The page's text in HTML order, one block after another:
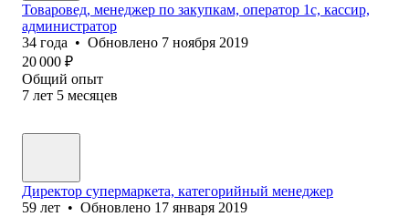
Товаровед, менеджер по закупкам, оператор 1c, кассир,
администратор
34 года • Обновлено 7 ноября 2019
20 000 ₽
Общий опыт
7 лет 5 месяцев
Директор супермаркета, категорийный менеджер
59 лет • Обновлено 17 января 2019